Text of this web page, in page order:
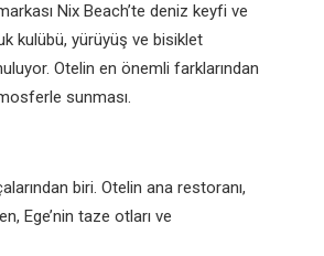
Nix Beach’te deniz keyfi ve
kulübü, yürüyüş ve bisiklet
Otelin en önemli farklarından
sunması.
biri. Otelin ana restoranı,
Ege’nin taze otları ve